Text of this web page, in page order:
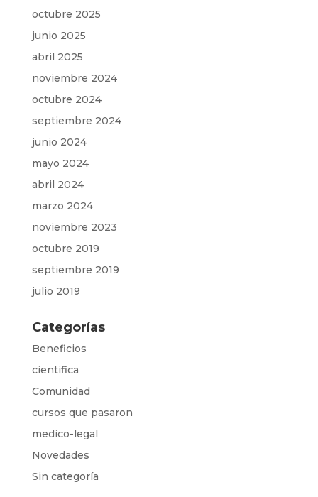
octubre 2025
junio 2025
abril 2025
noviembre 2024
octubre 2024
septiembre 2024
junio 2024
mayo 2024
abril 2024
marzo 2024
noviembre 2023
octubre 2019
septiembre 2019
julio 2019
Categorías
Beneficios
cientifica
Comunidad
cursos que pasaron
medico-legal
Novedades
Sin categoría